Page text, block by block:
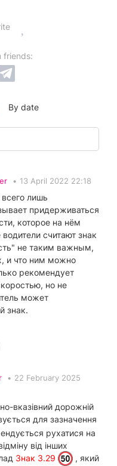
friends:
By date
• 13 April 2022 22:18
лишь
придерживаться
которое на нём
считают знак
не таким важным,
и что ним можно
рекомендует
но не
может
знак.
• 22 February 2025
вказівний дорожній
для зазначення
рухатися на
від інших
Знак 3.29
, який